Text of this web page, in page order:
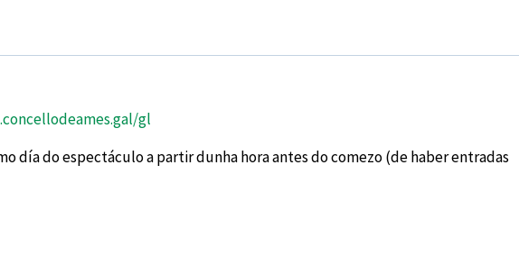
gl
día do espectáculo a partir dunha hora antes do comezo (de haber entradas